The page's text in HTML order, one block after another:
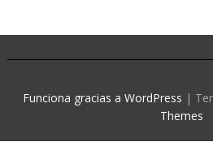
Funciona gracias a WordPress |
Themes